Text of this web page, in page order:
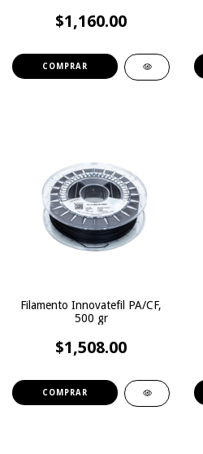
$1,160.00
COMPRAR
Filamento Innovatefil PA/CF,
500 gr
$1,508.00